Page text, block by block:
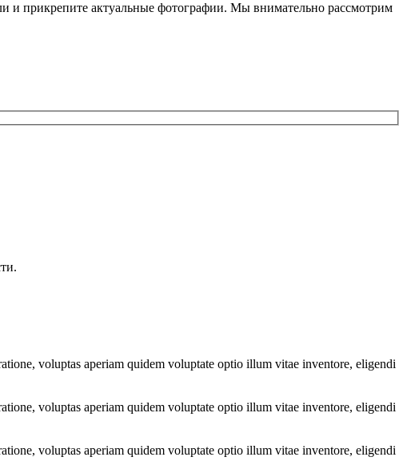
и прикрепите актуальные фотографии. Мы внимательно рассмотрим
voluptas aperiam quidem voluptate optio illum vitae inventore, eligendi
voluptas aperiam quidem voluptate optio illum vitae inventore, eligendi
voluptas aperiam quidem voluptate optio illum vitae inventore, eligendi